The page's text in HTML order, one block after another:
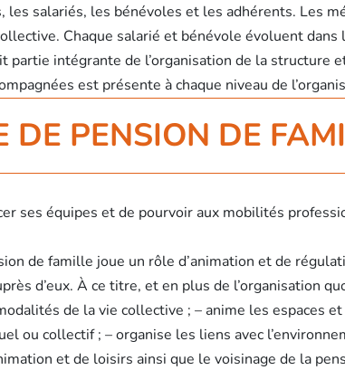
les salariés, les bénévoles et les adhérents. Les
Chaque salarié et bénévole évoluent
partie intégrante de l’organisation de la structure
est présente à chaque niveau de
DE PENSION DE
ses équipes et de pourvoir aux mobilités
de famille joue un rôle d’animation et de
d’eux. À ce titre, et en plus de l’organisation
de la vie collective ; – anime les espaces
ou collectif ; – organise les liens avec
et de loisirs ainsi que le voisinage de la